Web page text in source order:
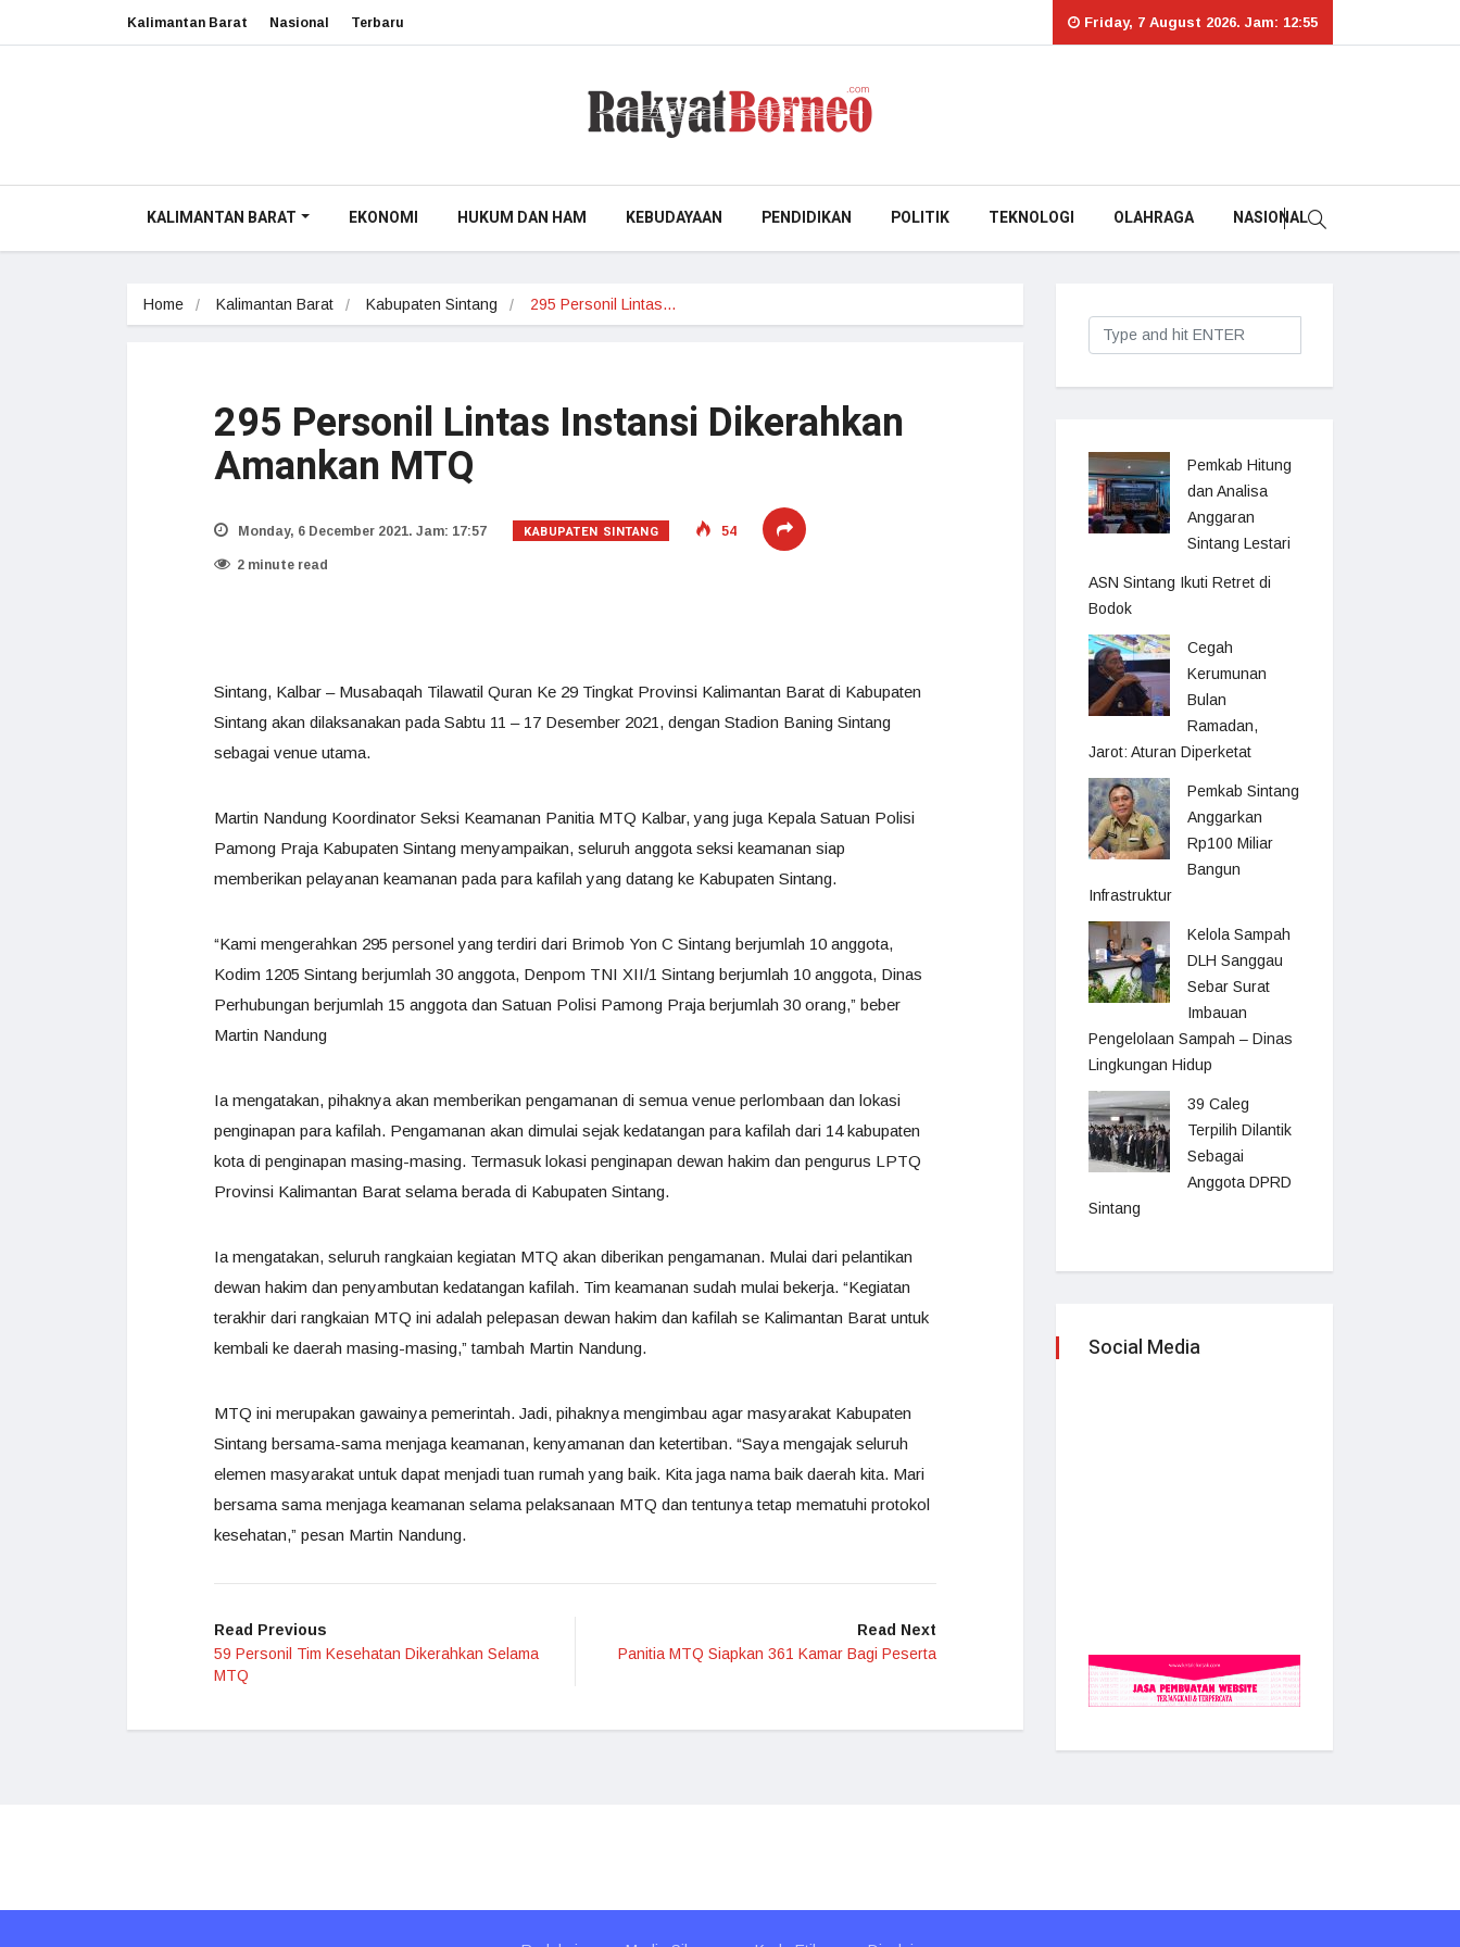
Kalimantan Barat Nasional Terbaru Friday, 7 August 2026. Jam: 12:55
KALIMANTAN BARAT EKONOMI HUKUM DAN HAM KEBUDAYAAN PENDIDIKAN POLITIK TEKNOLOGI OLAHRAGA NASIONAL
Home Kalimantan Barat Kabupaten Sintang 295 Personil Lintas…
295 Personil Lintas Instansi Dikerahkan
Amankan MTQ
Monday, 6 December 2021. Jam: 17:57 KABUPATEN SINTANG 54
2 minute read
Sintang, Kalbar – Musabaqah Tilawatil Quran Ke 29 Tingkat Provinsi Kalimantan Barat di Kabupaten
Sintang akan dilaksanakan pada Sabtu 11 – 17 Desember 2021, dengan Stadion Baning Sintang
sebagai venue utama.
Martin Nandung Koordinator Seksi Keamanan Panitia MTQ Kalbar, yang juga Kepala Satuan Polisi
Pamong Praja Kabupaten Sintang menyampaikan, seluruh anggota seksi keamanan siap
memberikan pelayanan keamanan pada para kafilah yang datang ke Kabupaten Sintang.
“Kami mengerahkan 295 personel yang terdiri dari Brimob Yon C Sintang berjumlah 10 anggota,
Kodim 1205 Sintang berjumlah 30 anggota, Denpom TNI XII/1 Sintang berjumlah 10 anggota, Dinas
Perhubungan berjumlah 15 anggota dan Satuan Polisi Pamong Praja berjumlah 30 orang,” beber
Martin Nandung
Ia mengatakan, pihaknya akan memberikan pengamanan di semua venue perlombaan dan lokasi
penginapan para kafilah. Pengamanan akan dimulai sejak kedatangan para kafilah dari 14 kabupaten
kota di penginapan masing-masing. Termasuk lokasi penginapan dewan hakim dan pengurus LPTQ
Provinsi Kalimantan Barat selama berada di Kabupaten Sintang.
Ia mengatakan, seluruh rangkaian kegiatan MTQ akan diberikan pengamanan. Mulai dari pelantikan
dewan hakim dan penyambutan kedatangan kafilah. Tim keamanan sudah mulai bekerja. “Kegiatan
terakhir dari rangkaian MTQ ini adalah pelepasan dewan hakim dan kafilah se Kalimantan Barat untuk
kembali ke daerah masing-masing,” tambah Martin Nandung.
MTQ ini merupakan gawainya pemerintah. Jadi, pihaknya mengimbau agar masyarakat Kabupaten
Sintang bersama-sama menjaga keamanan, kenyamanan dan ketertiban. “Saya mengajak seluruh
elemen masyarakat untuk dapat menjadi tuan rumah yang baik. Kita jaga nama baik daerah kita. Mari
bersama sama menjaga keamanan selama pelaksanaan MTQ dan tentunya tetap mematuhi protokol
kesehatan,” pesan Martin Nandung.
Read Previous
59 Personil Tim Kesehatan Dikerahkan Selama
MTQ
Read Next
Panitia MTQ Siapkan 361 Kamar Bagi Peserta
Pemkab Hitung
dan Analisa
Anggaran
Sintang Lestari
ASN Sintang Ikuti Retret di
Bodok
Cegah
Kerumunan
Bulan
Ramadan,
Jarot: Aturan Diperketat
Pemkab Sintang
Anggarkan
Rp100 Miliar
Bangun
Infrastruktur
Kelola Sampah
DLH Sanggau
Sebar Surat
Imbauan
Pengelolaan Sampah – Dinas
Lingkungan Hidup
39 Caleg
Terpilih Dilantik
Sebagai
Anggota DPRD
Sintang
Social Media